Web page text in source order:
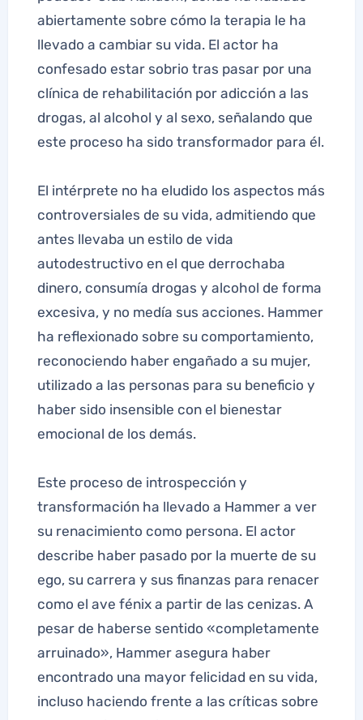
abiertamente sobre cómo la terapia le ha
llevado a cambiar su vida. El actor ha
confesado estar sobrio tras pasar por una
clínica de rehabilitación por adicción a las
drogas, al alcohol y al sexo, señalando que
este proceso ha sido transformador para él.
El intérprete no ha eludido los aspectos más
controversiales de su vida, admitiendo que
antes llevaba un estilo de vida
autodestructivo en el que derrochaba
dinero, consumía drogas y alcohol de forma
excesiva, y no medía sus acciones. Hammer
ha reflexionado sobre su comportamiento,
reconociendo haber engañado a su mujer,
utilizado a las personas para su beneficio y
haber sido insensible con el bienestar
emocional de los demás.
Este proceso de introspección y
transformación ha llevado a Hammer a ver
su renacimiento como persona. El actor
describe haber pasado por la muerte de su
ego, su carrera y sus finanzas para renacer
como el ave fénix a partir de las cenizas. A
pesar de haberse sentido «completamente
arruinado», Hammer asegura haber
encontrado una mayor felicidad en su vida,
incluso haciendo frente a las críticas sobre